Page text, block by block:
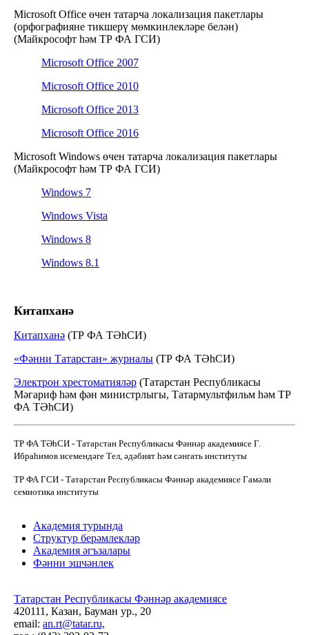
Microsoft Office өчен татарча локализация пакетлары
(орфографияне тикшерү мөмкинлекләре белән)
(Майкрософт һәм ТР ФА ГСИ)
Microsoft Office 2007
Microsoft Office 2010
Microsoft Office 2013
Microsoft Office 2016
Microsoft Windows өчен татарча локализация пакетлары
(Майкрософт һәм ТР ФА ГСИ)
Windows 7
Windows Vista
Windows 8
Windows 8.1
Китапханә
Китапханә (ТР ФА ТӘһСИ)
«Фәнни Татарстан» журналы (ТР ФА ТӘһСИ)
Электрон хрестоматияләр (Татарстан Республикасы
Мәгариф һәм фән министрлыгы, Татармультфильм һәм ТР
ФА ТӘһСИ)
ТР ФА ТӘһСИ - Татарстан Республикасы Фәннәр академиясе Г.
Ибраһимов исемендәге Тел, әдәбият һәм сәнгать институты
ТР ФА ГСИ - Татарстан Республикасы Фәннәр академиясе Гамәли
семиотика институты
Академия турында
Структур берәмлекләр
Академия әгъзалары
Фәнни эшчәнлек
Татарстан Республикасы Фәннәр академиясе
420111, Казан, Бауман ур., 20
email: an.rt@tatar.ru,